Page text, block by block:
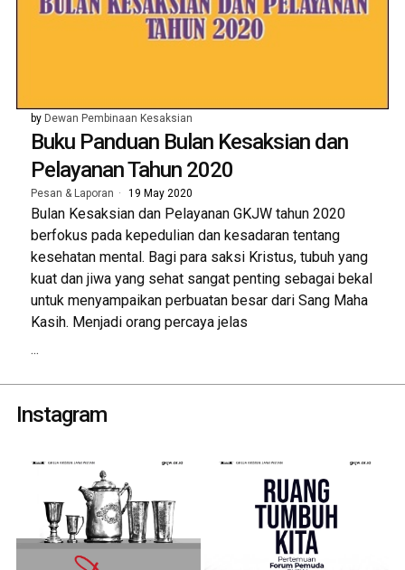
by Dewan Pembinaan Kesaksian
Buku Panduan Bulan Kesaksian dan
Pelayanan Tahun 2020
Pesan & Laporan 19 May 2020
Bulan Kesaksian dan Pelayanan GKJW tahun 2020
berfokus pada kepedulian dan kesadaran tentang
kesehatan mental. Bagi para saksi Kristus, tubuh yang
kuat dan jiwa yang sehat sangat penting sebagai bekal
untuk menyampaikan perbuatan besar dari Sang Maha
Kasih. Menjadi orang percaya jelas
...
Instagram